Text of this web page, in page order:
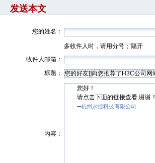
发送本文
您的姓名：
多收件人时，请用分号";"隔开
收件人邮箱：
标题：
内容：
您好！
请点击下面的链接查看,谢谢！
--杭州永控科技有限公司